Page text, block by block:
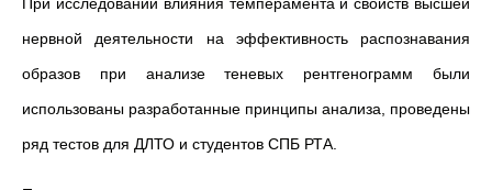
нервной деятельности на эффективность распознавания
образов при анализе теневых рентгенограмм были
использованы разработанные принципы анализа, проведены
ряд тестов для ДЛТО и студентов СПБ РТА.